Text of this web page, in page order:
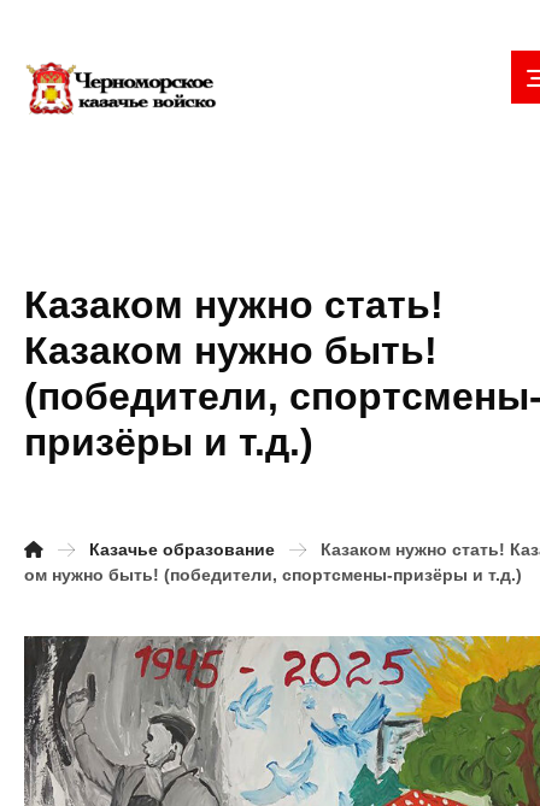
Казаком нужно стать!
Казаком нужно быть!
(победители,
призёры и т.д.)
Казачье образование
Казаком нужно стать!
ом нужно быть! (победители, спортсмены-призёры и т.д.)